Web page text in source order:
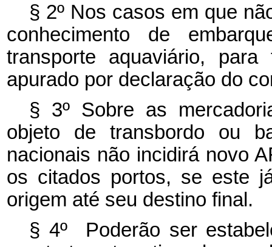
§ 2º Nos casos em que
conhecimento de
transporte aquaviário,
apurado por declaração do
§ 3º Sobre as
objeto de transbordo ou
nacionais não incidirá novo
os citados portos, se este
origem até seu destino final.
§ 4º Poderão ser